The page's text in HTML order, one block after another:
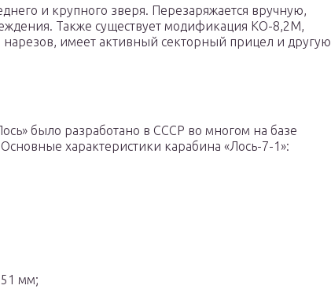
и крупного зверя. Перезаряжается вручную,
Также существует модификация КО-8,2М,
нарезов, имеет активный секторный прицел и другую
было разработано в СССР во многом на базе
характеристики карабина «Лось-7-1»:
мм;